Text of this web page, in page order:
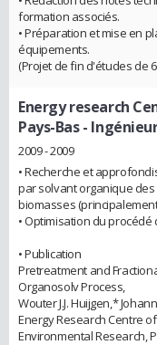
formation associés.
• Préparation et mise en
équipements.
(Projet de fin d'études de
Energy research
Pays-Bas-
2009 - 2009
• Recherche et
par solvant organique
biomasses
• Optimisation du
• Publication
Pretreatment and
Organosolv Process,
Wouter J.J. Huijgen,*
Energy Research Centre
Environmental Research,